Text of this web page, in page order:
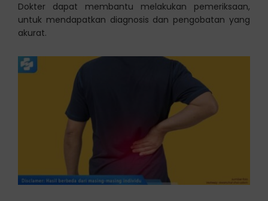
Dokter dapat membantu melakukan pemeriksaan,
untuk mendapatkan diagnosis dan pengobatan yang
akurat.